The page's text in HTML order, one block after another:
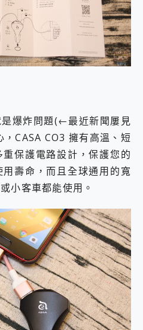
爆炸問題(←最近新聞屢見
CASA CO3 擁有高溫、短
保護電路設計，保護您的
壽命，而且全球通用的寬
小客車都能使用。